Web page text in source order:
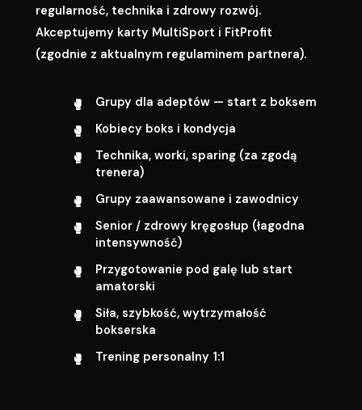
regularność, technika i zdrowy rozwój.
Akceptujemy karty MultiSport i FitProfit
(zgodnie z aktualnym regulaminem partnera).
Grupy dla adeptów — start z boksem
Kobiecy boks i kondycja
Technika, worki, sparing (za zgodą
trenera)
Grupy zaawansowane i zawodnicy
Senior / zdrowy kręgosłup (łagodna
intensywność)
Przygotowanie pod galę lub start
amatorski
Siła, szybkość, wytrzymałość
bokserska
Trening personalny 1:1